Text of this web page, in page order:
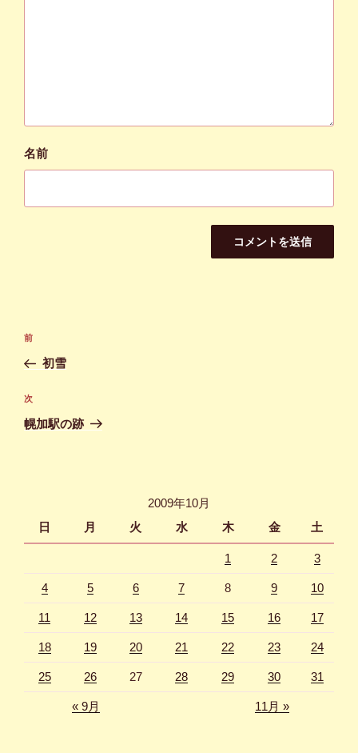
名前
投
ナ
ビ
ゲ
前
の
稿
前
初雪
次
の
次
幌加駅の跡
2009年10月
日
月 火 水 木 金 土
1 2 3
4 5 6 7 8 9 10
11 12 13 14 15 16 17
18 19 20 21 22 23 24
25 26 27 28 29 30 31
« 9月 11月 »